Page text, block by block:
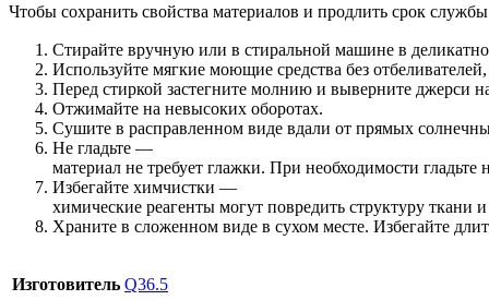
Чтобы сохранить свойства материалов и продлить срок службы
Стирайте вручную или в стиральной машине в
Используйте мягкие моющие средства без отбеливателей,
Перед стиркой застегните молнию и выверните джерси
Отжимайте на невысоких оборотах.
Сушите в расправленном виде вдали от прямых
Не гладьте —
материал не требует глажки. При необходимости гладьте
Избегайте химчистки —
химические реагенты могут повредить структуру ткани и
Храните в сложенном виде в сухом месте. Избегайте
Изготовитель Q36.5